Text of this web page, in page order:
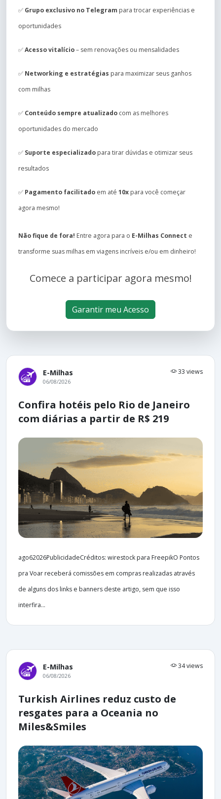
✅ Grupo exclusivo no Telegram para trocar experiências e
oportunidades
✅Acesso vitalício– sem renovações ou mensalidades
✅ Networking e estratégias para maximizar seus ganhos
com milhas
✅ Conteúdo sempre atualizado com as melhores
oportunidades do mercado
✅ Suporte especializado para tirar dúvidas e otimizar seus
resultados
✅ Pagamento facilitado em até 10x para você começar
agora mesmo!
Não fique de fora! Entre agora para o E-Milhas Connect e
transforme suas milhas em viagens incríveis e/ou em dinheiro!
Comece a participar agora mesmo!
Garantir meu Acesso
E-Milhas 33 views
06/08/2026
Confira hotéis pelo Rio de Janeiro
com diárias a partir de R$ 219
ago62026PublicidadeCréditos: wirestock para FreepikO Pontos
pra Voar receberá comissões em compras realizadas através
de alguns dos links e banners deste artigo, sem que isso
interfira...
E-Milhas 34 views
06/08/2026
Turkish Airlines reduz custo de
resgates para a Oceania no
Miles&Smiles